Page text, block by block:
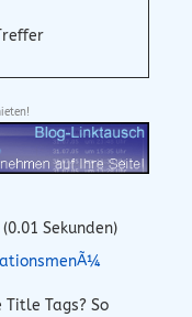
Sekunden)
Tags? So